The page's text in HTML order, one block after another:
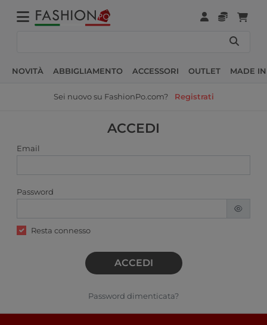
NOVITÀ ABBIGLIAMENTO ACCESSORI OUTLET MADE
Sei nuovo su FashionPo.com? Registrati
ACCEDI
Email
Password
Resta connesso
ACCEDI
Password dimenticata?